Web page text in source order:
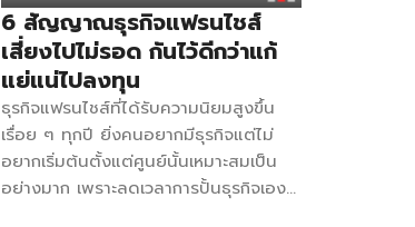
เริ่มง่ายที่ 89,000 บาท กำไร 50 – 60%
ไม่แบ่งเปอร์เซ็นต์การขาย ใครยังไม่แน่ใจ
สามารถทักมาปรึกษากับทางแบรนด์ได้แบบ
ไม่มีค่าใช้จ่าย สำหรับผู้ที่สนใจเตรียมพบ
กับ มอนฉะ ได้ที่บูธ I11-I12 ในงาน Smart
SME Expo 2025 ณ อิมแพ็ค เมืองทอง
ธานี วันที่ 7 – 10สิงหาคม 2568 ตั้งแต่
เวลา 10.00 […]
6 สัญญาณธุรกิจแฟรนไชส์
เสี่ยงไปไม่รอด กันไว้ดีกว่าแก้
แย่แน่ไปลงทุน
ธุรกิจแฟรนไชส์ที่ได้รับความนิยมสูงขึ้น
เรื่อย ๆ ทุกปี ยิ่งคนอยากมีธุรกิจแต่ไม่
อยากเริ่มต้นตั้งแต่ศูนย์นั้นเหมาะสมเป็น
อย่างมาก เพราะลดเวลาการปั้นธุรกิจเอง